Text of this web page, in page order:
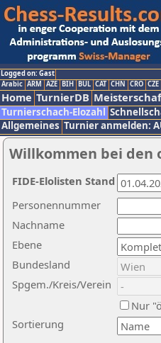
Logged on: Gast
Arabic ARM AZE BIH BUL CAT CHN CRO CZE
Home TurnierDB
Turnierschach-Elozahl
Allgemeines Turnier anmelden:
Willkommen bei den
Nachname
Ebene
Sortierung
Personennummer
Bundesland
Spgem./Kreis/Verein
Nur
FIDE-Elolisten Stand